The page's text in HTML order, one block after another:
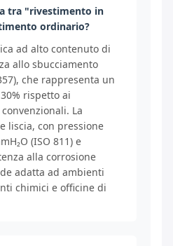
tra "rivestimento in
ordinario?
ad alto contenuto di
allo sbucciamento
che rappresenta un
rispetto ai
La
liscia, con pressione
(ISO 811) e
alla corrosione
adatta ad ambienti
chimici e officine di